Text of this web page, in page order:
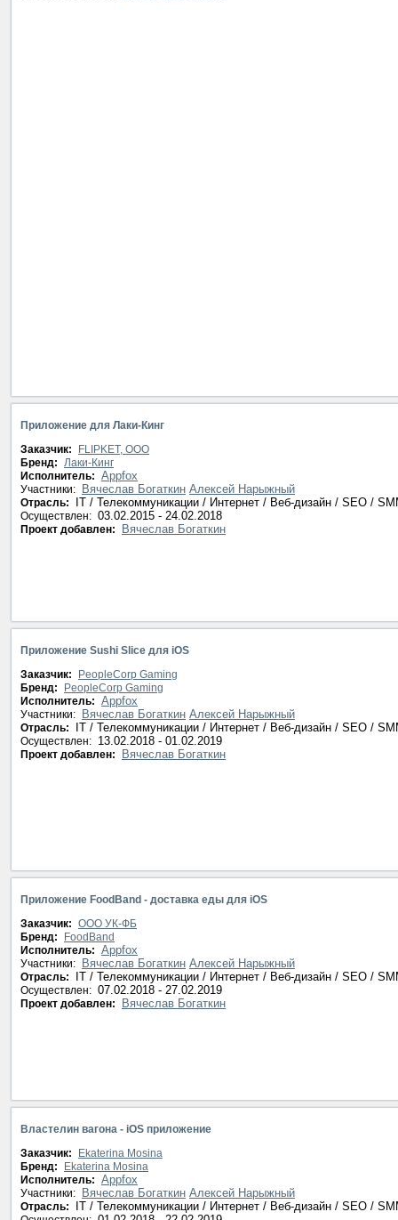
Приложение для Лаки-Кинг
Заказчик:
FLIPKET, OOO
Бренд: Лаки-Кинг
Исполнитель: Appfox
Участники: Вячеслав Богаткин Алексей Нарыжный
Отрасль: IT / Телекоммуникации / Интернет / Веб-дизайн / SEO /
Осуществлен: 03.02.2015 - 24.02.2018
Проект добавлен: Вячеслав Богаткин
Приложение Sushi Slice для iOS
Заказчик:
PeopleCorp Gaming
Бренд:
PeopleCorp Gaming
Исполнитель: Appfox
Участники: Вячеслав Богаткин Алексей Нарыжный
Отрасль: IT / Телекоммуникации / Интернет / Веб-дизайн / SEO /
Осуществлен: 13.02.2018 - 01.02.2019
Проект добавлен: Вячеслав Богаткин
Приложение FoodBand - доставка еды для iOS
Заказчик: ООО УК-ФБ
Бренд:
FoodBand
Исполнитель: Appfox
Участники: Вячеслав Богаткин Алексей Нарыжный
Отрасль: IT / Телекоммуникации / Интернет / Веб-дизайн / SEO /
Осуществлен: 07.02.2018 - 27.02.2019
Проект добавлен: Вячеслав Богаткин
Властелин вагона - iOS приложение
Заказчик:
Ekaterina Mosina
Бренд:
Ekaterina Mosina
Исполнитель: Appfox
Участники: Вячеслав Богаткин Алексей Нарыжный
Отрасль: IT / Телекоммуникации / Интернет / Веб-дизайн / SEO /